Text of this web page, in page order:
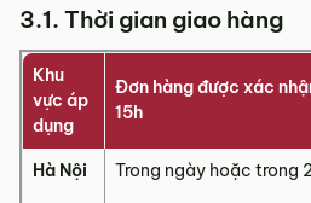
3.1. Thời gian giao hàng
Khu
vực áp
dụng
Đơn hàng được xác
15h
Hà Nội Trong ngày hoặc trong